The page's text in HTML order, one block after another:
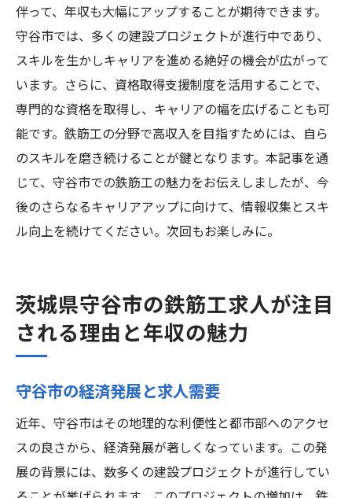
伴って、年収も大幅にアップすることが期待できます。
守谷市では、多くの建設プロジェクトが進行中であり、
スキルを生かしキャリアを進める絶好の機会が広がって
います。さらに、資格取得支援制度を活用することで、
専門的な資格を取得し、キャリアの幅を広げることも可
能です。鉄筋工の分野で高収入を目指すためには、自ら
のスキルを磨き続けることが鍵となります。本記事を通
じて、守谷市での鉄筋工の魅力をお伝えしましたが、今
後のさらなるキャリアアップに向けて、情報収集とスキ
ル向上を続けてください。次回もお楽しみに。
茨城県守谷市の鉄筋工求人が注目
される理由と年収の魅力
守谷市の経済発展と求人需要
近年、守谷市はその地理的な利便性と都市部へのアクセ
スの良さから、経済発展が著しくなっています。この発
展の背景には、数多くの建設プロジェクトが進行してい